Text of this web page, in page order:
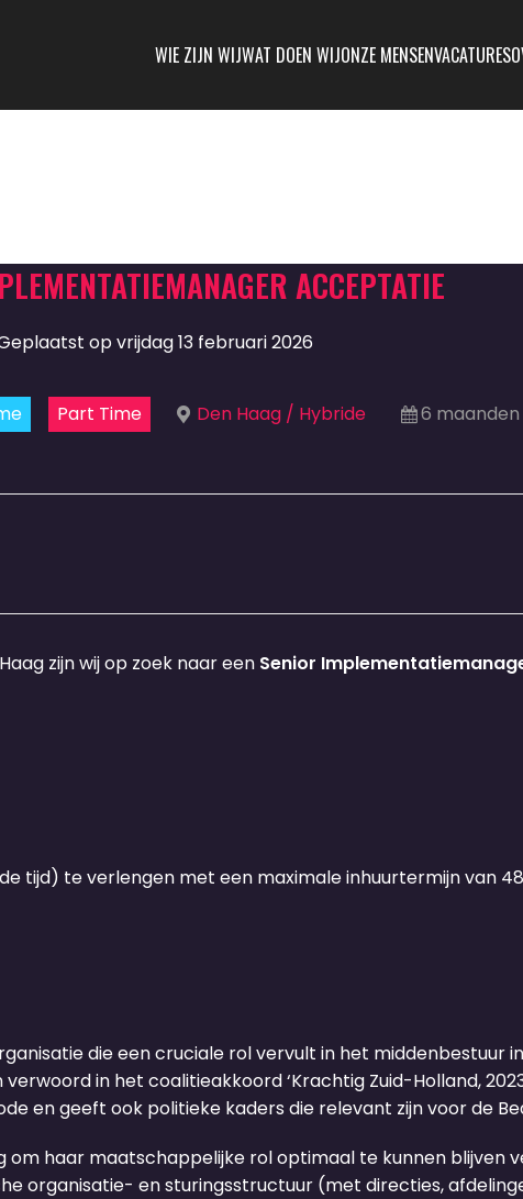
WIE ZIJN WIJWAT DOEN WIJONZE MENSENVACATURES
ACCEPTATIE
op vrijdag 13 februari 2026
Part Time Den Haag / Hybride
6
zijn wij op zoek naar een Senior
tijd) te verlengen met een maximale inhuurtermijn van
die een cruciale rol vervult in het middenbestuur
in het coalitieakkoord ‘Krachtig Zuid-Holland,
en geeft ook politieke kaders die relevant zijn voor de
om haar maatschappelijke rol optimaal te kunnen blijven
organisatie- en sturingsstructuur (met directies,